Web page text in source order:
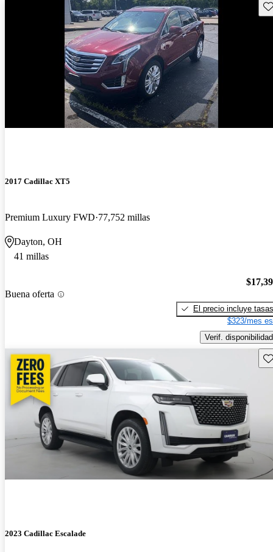
2017 Cadillac XT5
Premium Luxury FWD 77,752 millas
Dayton, OH
41 millas
Buena oferta
El precio incluye tasas
$323/mes
Verif. disponibilidad
2023 Cadillac Escalade